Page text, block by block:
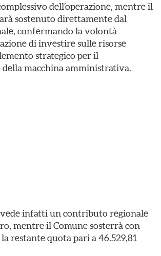
dell’operazione, mentre il
sostenuto direttamente dal
confermando la volontà
di investire sulle risorse
strategico per il
macchina amministrativa.
infatti un contributo regionale
mentre il Comune sosterrà con
restante quota pari a 46.529,81